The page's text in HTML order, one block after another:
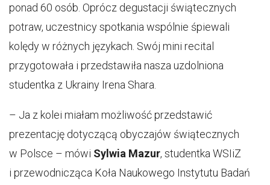
ponad 60 osób. Oprócz degustacji świątecznych
potraw, uczestnicy spotkania wspólnie śpiewali
kolędy w różnych językach. Swój mini recital
przygotowała i przedstawiła nasza uzdolniona
studentka z Ukrainy Irena Shara.
– Ja z kolei miałam możliwość przedstawić
prezentację dotyczącą obyczajów świątecznych
w Polsce – mówi Sylwia Mazur, studentka WSIiZ
i przewodnicząca Koła Naukowego Instytutu Badań